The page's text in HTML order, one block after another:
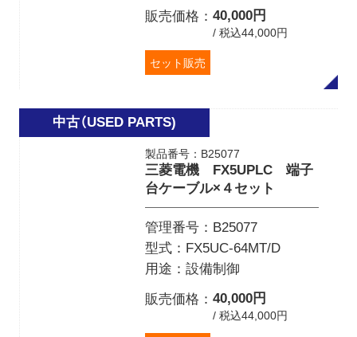
販売価格
40,000円
/ 税込44,000円
セット販売
製品番号：B25077
三菱電機 FX5UPLC 端子
台ケーブル×４セット
管理番号
B25077
型式
FX5UC-64MT/D
用途
設備制御
販売価格
40,000円
/ 税込44,000円